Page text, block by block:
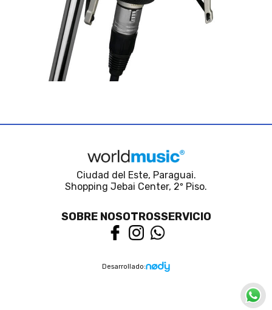
Ciudad del Este, Paraguai.
Shopping Jebai Center, 2º Piso.
SOBRE NOSOTROSSERVICIO
Desarrollado: